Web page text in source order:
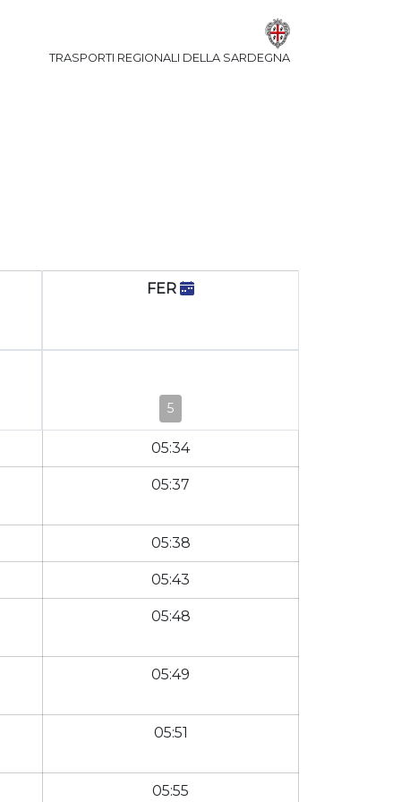
TRASPORTI REGIONALI DELLA SARDEGNA
FER
5
05:34
05:37
05:38
05:43
05:48
05:49
05:51
05:55